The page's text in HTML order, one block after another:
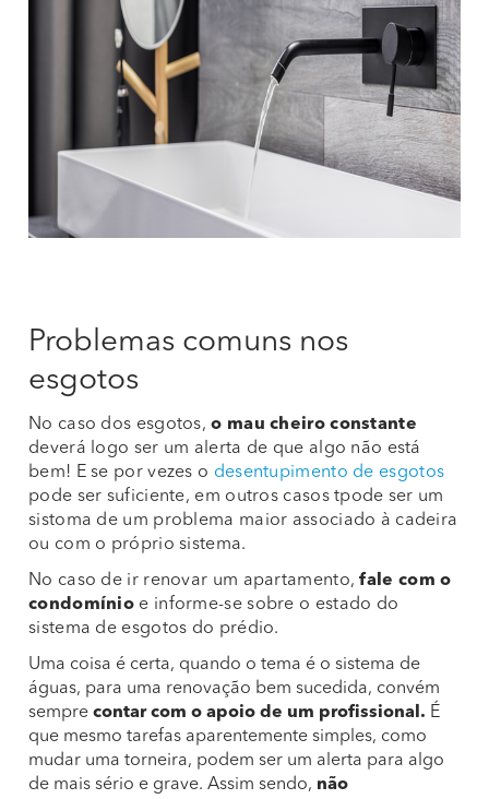
Problemas comuns nos
esgotos
No caso dos esgotos, o mau cheiro constante
deverá logo ser um alerta de que algo não está
bem! E se por vezes o desentupimento de esgotos
pode ser suficiente, em outros casos tpode ser um
sistoma de um problema maior associado à cadeira
ou com o próprio sistema.
No caso de ir renovar um apartamento, fale com o
condomínio e informe-se sobre o estado do
sistema de esgotos do prédio.
Uma coisa é certa, quando o tema é o sistema de
águas, para uma renovação bem sucedida, convém
sempre contar com o apoio de um profissional. É
que mesmo tarefas aparentemente simples, como
mudar uma torneira, podem ser um alerta para algo
de mais sério e grave. Assim sendo, não